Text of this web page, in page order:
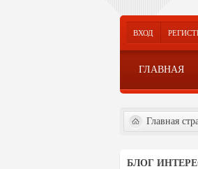
ВХОД
ГЛАВНАЯ
Главная
БЛОГ